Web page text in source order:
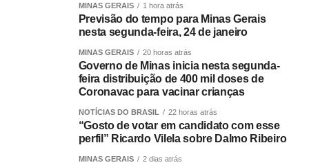
Leia Também: Hemominas convoca
doadores de sangue O positivo e
todos os grupos negativos
MINAS GERAIS 1 hora atrás
Previsão do tempo para Minas Gerais
nesta segunda-feira, 24 de janeiro
MINAS GERAIS 20 horas atrás
Governo de Minas inicia nesta segunda-
feira distribuição de 400 mil doses de
Coronavac para vacinar crianças
NOTÍCIAS DO BRASIL 22 horas atrás
“Gosto de votar em candidato com esse
perfil” Ricardo Vilela sobre Dalmo Ribeiro
MINAS GERAIS 2 dias atrás